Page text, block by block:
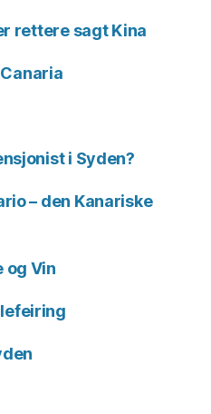
rettere sagt Kina
i Syden?
– den Kanariske
og Vin